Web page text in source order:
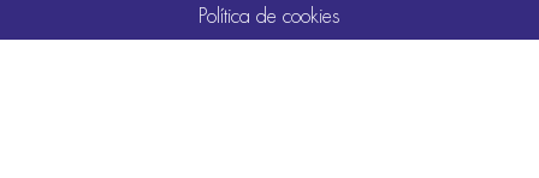
Política de cookies